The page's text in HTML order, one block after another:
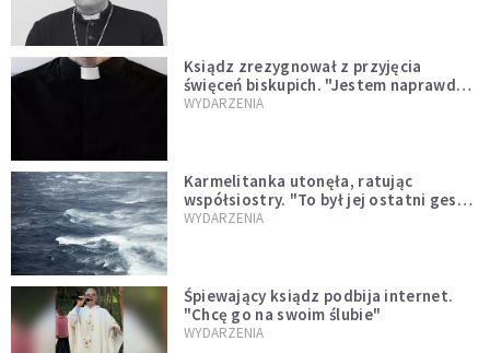
Ksiądz zrezygnował z przyjęcia
święceń biskupich. "Jestem naprawdę
niegodny"
WYDARZENIA
Karmelitanka utonęła, ratując
współsiostry. "To był jej ostatni gest
miłości"
WYDARZENIA
Śpiewający ksiądz podbija internet.
"Chcę go na swoim ślubie"
WYDARZENIA